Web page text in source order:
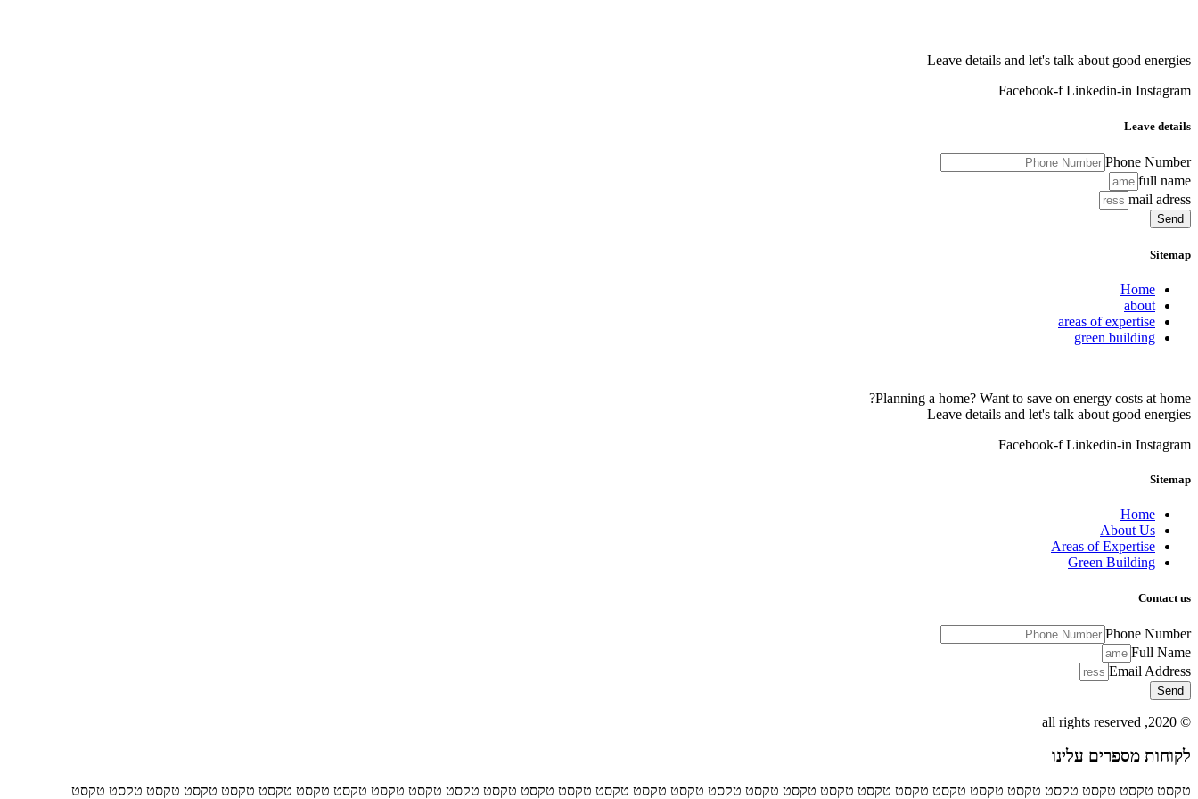
Leave details and let's talk about good energies
Facebook-f Linkedin-in Instagram
Leave details
Phone Number
full name
mail adress
Send
Sitemap
Home
about
areas of expertise
green building
Planning a home? Want to save on energy costs at home?
Leave details and let's talk about good energies
Facebook-f Linkedin-in Instagram
Sitemap
Home
About Us
Areas of Expertise
Green Building
Contact us
Phone Number
Full Name
Email Address
Send
© 2020, all rights reserved
לקוחות מספרים עלינו
טקסט טקסט טקסט טקסט טקסט טקסט טקסט טקסט טקסט טקסט טקסט טקסט טקסט טקסט טקסט טקסט טקסט טקסט טקסט טקסט טקסט טקסט טקסט טקסט טקסט טקסט טקסט טקסט טקסט טקסט